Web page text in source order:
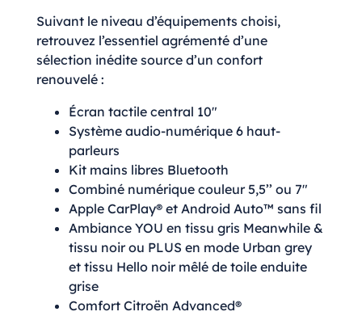
Suivant le niveau d’équipements choisi,
retrouvez l’essentiel agrémenté d’une
sélection inédite source d’un confort
renouvelé :
Écran tactile central 10″
Système audio-numérique 6 haut-
parleurs
Kit mains libres Bluetooth
Combiné numérique couleur 5,5’’ ou 7″
Apple CarPlay® et Android Auto™ sans fil
Ambiance YOU en tissu gris Meanwhile &
tissu noir ou PLUS en mode Urban grey
et tissu Hello noir mêlé de toile enduite
grise
Comfort Citroën Advanced®